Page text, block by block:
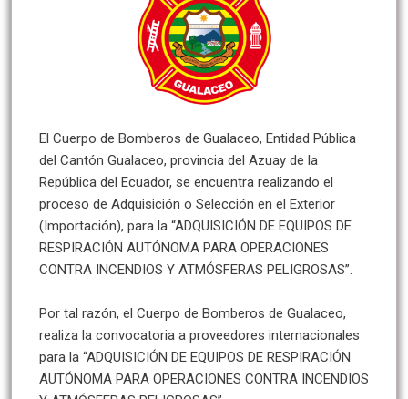
El Cuerpo de Bomberos de Gualaceo, Entidad Pública
del Cantón Gualaceo, provincia del Azuay de la
República del Ecuador, se encuentra realizando el
proceso de Adquisición o Selección en el Exterior
(Importación), para la “ADQUISICIÓN DE EQUIPOS DE
RESPIRACIÓN AUTÓNOMA PARA OPERACIONES
CONTRA INCENDIOS Y ATMÓSFERAS PELIGROSAS”.
Por tal razón, el Cuerpo de Bomberos de Gualaceo,
realiza la convocatoria a proveedores internacionales
para la “ADQUISICIÓN DE EQUIPOS DE RESPIRACIÓN
AUTÓNOMA PARA OPERACIONES CONTRA INCENDIOS